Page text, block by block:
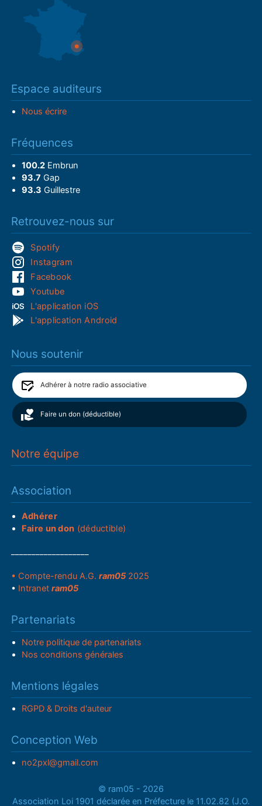
Espace auditeurs
Nous écrire
Fréquences
100.2Embrun
93.7 Gap
93.3 Guillestre
Retrouvez-nous sur
Spotify
Instagram
Facebook
Youtube
L'application iOS
L'application Android
Nous soutenir
Adhérer à notre radio associative
Faire un don (déductible)
Notre équipe
Association
Adhérer
Faire un don (déductible)
• Compte-rendu A.G.ram05 2025
• Intranetram05
Partenariats
Notre politique de partenariats
Nos conditions générales
Mentions légales
RGPD & Droits d'auteur
Conception Web
no2pxl@gmail.com
© ram05 - 2026
Association Loi 1901 déclarée en Préfecture le 11.02.82 (J.O.